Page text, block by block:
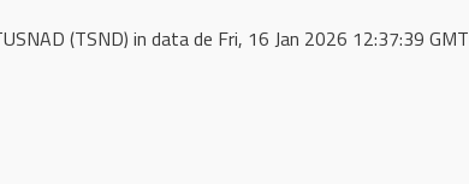
(TSND) in data de Fri, 16 Jan 2026 12:37:39 GMT